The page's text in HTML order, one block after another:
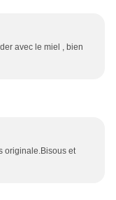
avec le miel , bien
originale.Bisous et